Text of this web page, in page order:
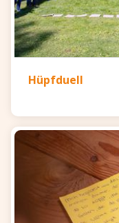
Hüpfduell